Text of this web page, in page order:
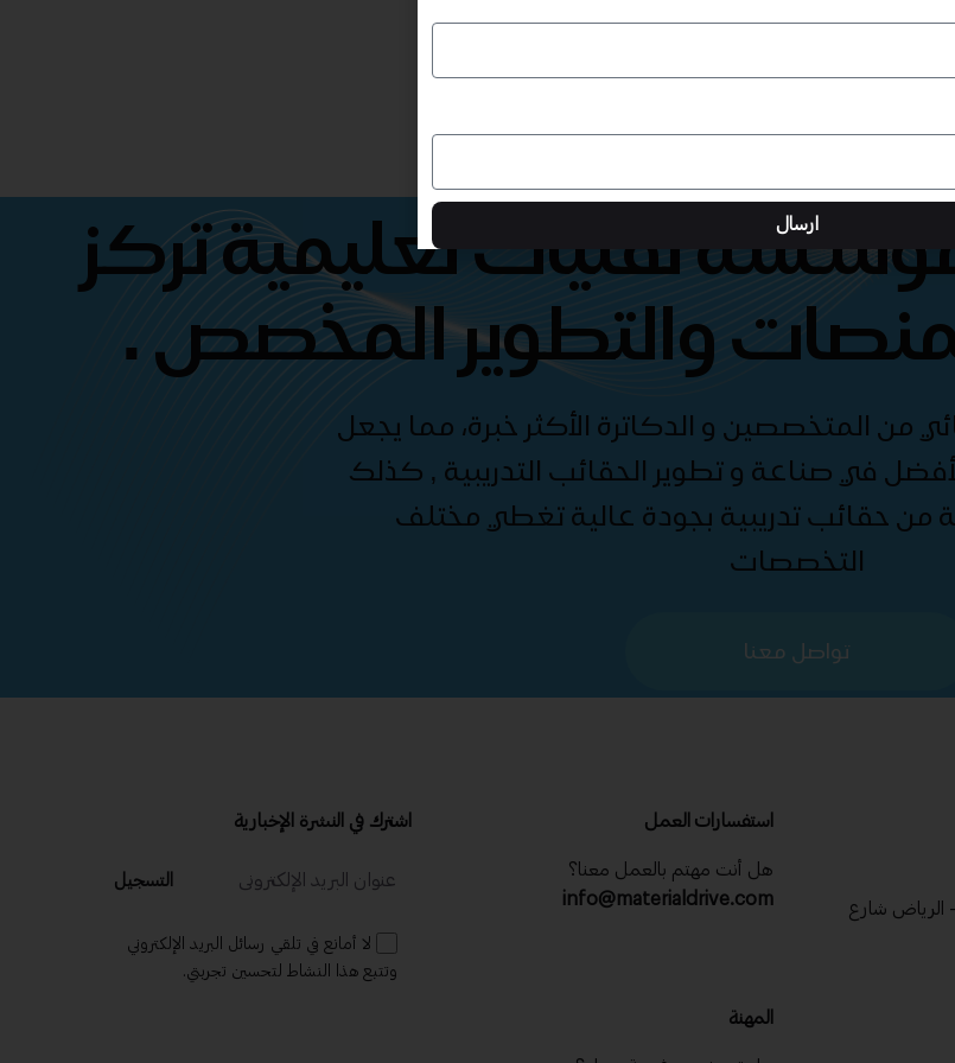
تقنيات تعليمية تركز
والتطوير المخصص .
من المتخصصين و الدكاترة الأكثر خبرة، مما يجعل
في صناعة و تطوير الحقائب التدريبية , كذلك
من حقائب تدريبية بجودة عالية تغطي مختلف
التخصصات
تواصل معنا
– الرياض شارع
استفسارات العمل
هل أنت مهتم بالعمل معنا؟
info@materialdrive.com
المهنة
اشترك في النشرة الإخبارية
التسجيل
لا أمانع في تلقي رسائل البريد الإلكتروني
وتتبع هذا النشاط لتحسين تجربتي.
ارسال